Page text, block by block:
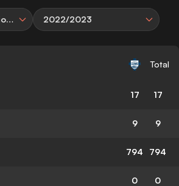
Toutes les compétitions 2022/2023
Total
17 17
9 9
794 794
0 0